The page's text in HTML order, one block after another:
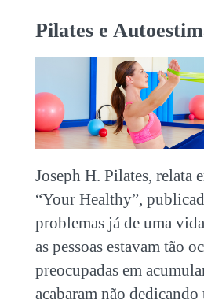
Pilates e
Joseph H. Pilates, relata
“Your Healthy”,
problemas já de uma
as pessoas estavam tão
preocupadas em
acabaram não